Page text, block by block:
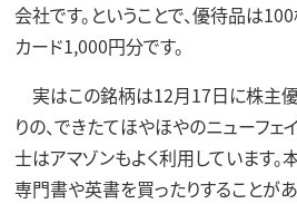
会社です。ということで、優待品は
カード1,000円分です。
実はこの銘柄は12月17日に株主
りの、できたてほやほやのニューフェ
士はアマゾンもよく利用しています
専門書や英書を買ったりすることが